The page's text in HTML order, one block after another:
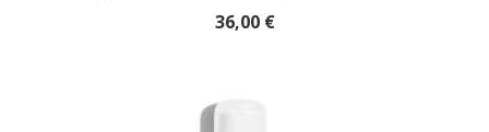
36,00 €